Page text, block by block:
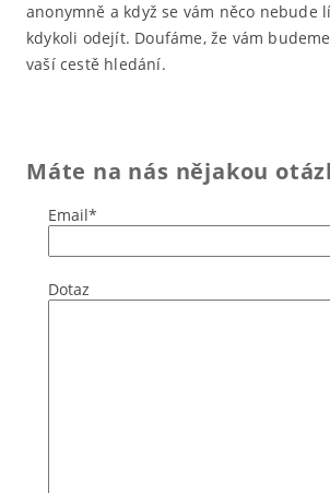
anonymně a když se vám něco nebude
kdykoli odejít. Doufáme, že vám
vaší cestě hledání.
Máte na nás nějakou
Email*
Dotaz